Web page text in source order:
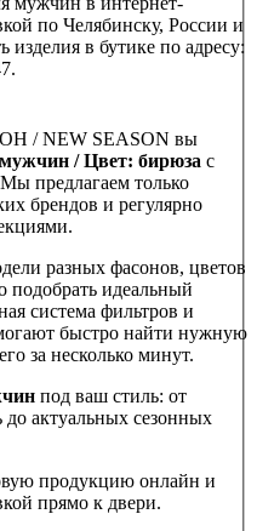
по Челябинску, России и
в бутике по адресу:
/ NEW SEASON вы
/ Цвет: бирюза с
предлагаем только
брендов и регулярно
разных фасонов, цветов
подобрать идеальный
система фильтров и
быстро найти нужную
за несколько минут.
под ваш стиль: от
актуальных сезонных
продукцию онлайн и
прямо к двери.